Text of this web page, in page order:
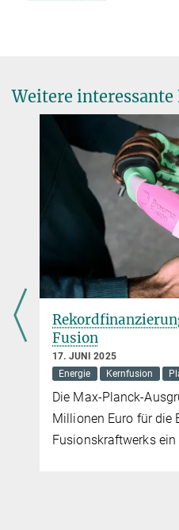
Weitere interessante
Fusion
17. JUNI 2025
Energie
Kernfusion
Die Max-Planck-
Millionen Euro für die
Fusionskraftwerks ein